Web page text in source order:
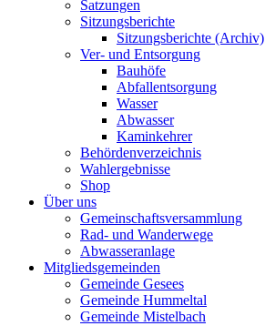
Satzungen
Sitzungsberichte
Sitzungsberichte (Archiv)
Ver- und Entsorgung
Bauhöfe
Abfallentsorgung
Wasser
Abwasser
Kaminkehrer
Behördenverzeichnis
Wahlergebnisse
Shop
Über uns
Gemeinschaftsversammlung
Rad- und Wanderwege
Abwasseranlage
Mitgliedsgemeinden
Gemeinde Gesees
Gemeinde Hummeltal
Gemeinde Mistelbach